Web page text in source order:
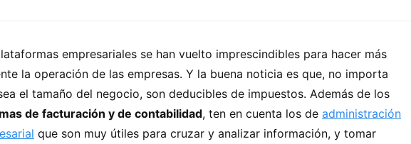
empresariales se han vuelto imprescindibles para hacer más
la operación de las empresas. Y la buena noticia es que, no importa
el tamaño del negocio, son deducibles de impuestos. Además de los
de facturación y de contabilidad, ten en cuenta los de administración
que son muy útiles para cruzar y analizar información, y tomar